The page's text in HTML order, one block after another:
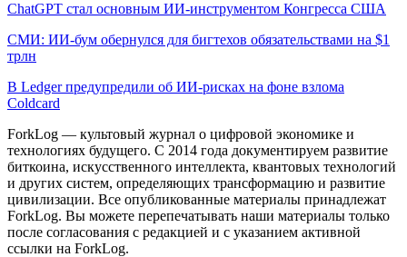
ChatGPT стал основным ИИ-инструментом Конгресса США
СМИ: ИИ-бум обернулся для бигтехов обязательствами на $1
трлн
В Ledger предупредили об ИИ-рисках на фоне взлома
Coldcard
ForkLog — культовый журнал о цифровой экономике и
технологиях будущего. С 2014 года документируем развитие
биткоина, искусственного интеллекта, квантовых технологий
и других систем, определяющих трансформацию и развитие
цивилизации. Все опубликованные материалы принадлежат
ForkLog. Вы можете перепечатывать наши материалы только
после согласования с редакцией и с указанием активной
ссылки на ForkLog.